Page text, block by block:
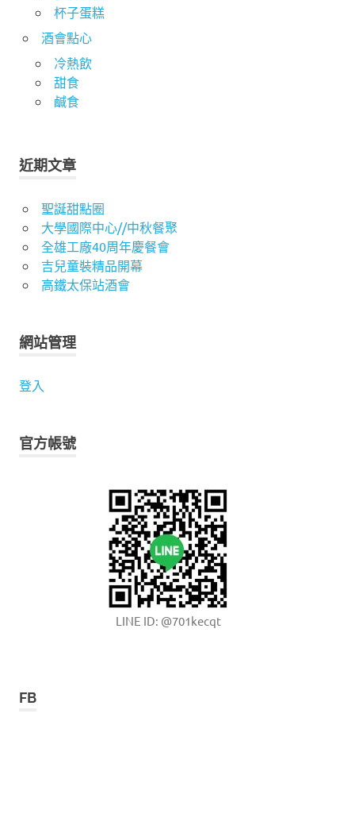
杯子蛋糕
酒會點心
冷熱飲
甜食
鹹食
近期文章
聖誕甜點圈
大學國際中心//中秋餐聚
全雄工廠40周年慶餐會
吉兒童裝精品開幕
高鐵太保站酒會
網站管理
登入
官方帳號
LINE ID: @701kecqt
FB